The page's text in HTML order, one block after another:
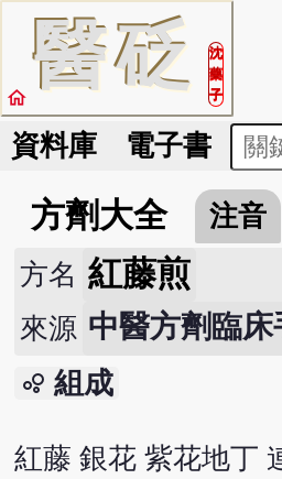
醫砭
沈
藥
子
home
資料庫 電子書
方劑大全 注音
方名 紅藤煎
來源 中醫方劑臨
bubble_chart 組成
紅藤 銀花 紫花地丁